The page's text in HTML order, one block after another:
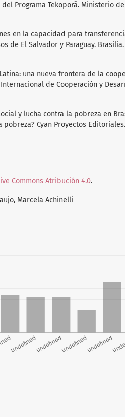
del Programa Tekoporã. Ministerio de
en la capacidad para
de El Salvador y Paraguay.
Latina: una nueva frontera de la
de Cooperación y
y lucha contra la pobreza en
pobreza? Cyan Proyectos Editoriales.
Commons Atribución 4.0.
Marcela Achinelli